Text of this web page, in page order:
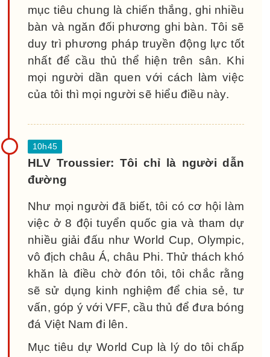
mục tiêu chung là chiến thắng, ghi nhiều
bàn và ngăn đối phương ghi bàn. Tôi sẽ
duy trì phương pháp truyền động lực tốt
nhất để cầu thủ thể hiện trên sân. Khi
mọi người dần quen với cách làm việc
của tôi thì mọi người sẽ hiểu điều này.
HLV Troussier: Tôi chỉ là người dẫn
đường
Như mọi người đã biết, tôi có cơ hội làm
việc ở 8 đội tuyển quốc gia và tham dự
nhiều giải đấu như World Cup, Olympic,
vô địch châu Á, châu Phi. Thử thách khó
khăn là điều chờ đón tôi, tôi chắc rằng
sẽ sử dụng kinh nghiệm để chia sẻ, tư
vấn, góp ý với VFF, cầu thủ để đưa bóng
đá Việt Nam đi lên.
Mục tiêu dự World Cup là lý do tôi chấp